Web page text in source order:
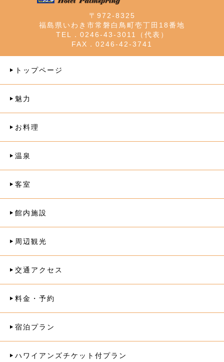
〒972-8325
福島県いわき市常磐白鳥町壱丁田18番地
TEL．0246-43-3011（代表）
FAX．0246-42-3741
トップページ
魅力
お料理
温泉
客室
館内施設
周辺観光
交通アクセス
料金・予約
宿泊プラン
ハワイアンズチケット付プラン